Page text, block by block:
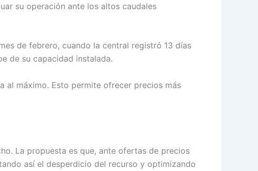
su operación ante los altos caudales
de febrero, cuando la central registró 13 días
de su capacidad instalada.
al máximo. Esto permite ofrecer precios más
La propuesta es que, ante ofertas de precios
así el desperdicio del recurso y optimizando